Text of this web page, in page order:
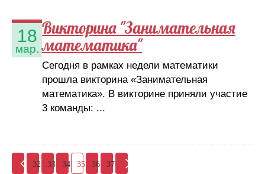
18
мар.
Викторина "Занимательная
математика"
Сегодня в рамках недели математики
прошла викторина «Занимательная
математика». В викторине приняли участие
3 команды: ...
32 33 34 35 36 37